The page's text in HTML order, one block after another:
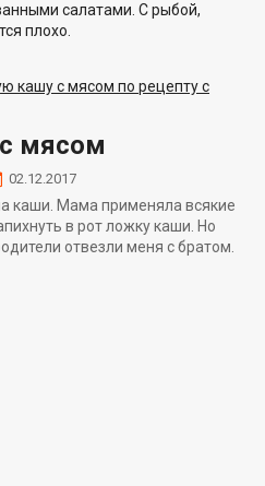
салатами. С рыбой,
плохо.
мясом
02.12.2017
каши. Мама применяла всякие
в рот ложку каши. Но
отвезли меня с братом.